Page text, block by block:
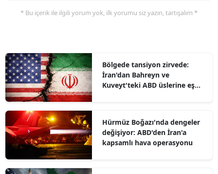
* Bu içerik ile ilgili yorum yok, ilk yorumu siz yazın, tartışalım *
Bölgede tansiyon zirvede:
İran'dan Bahreyn ve
Kuveyt'teki ABD üslerine eş
Hürmüz Boğazı'nda dengeler
değişiyor: ABD'den İran'a
kapsamlı hava operasyonu